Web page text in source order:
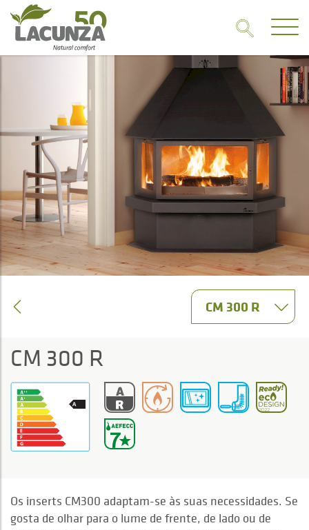
CM 300 R
CM 300 R
Os inserts CM300 adaptam-se às suas necessidades. Se
gosta de olhar para o lume de frente, de lado ou de